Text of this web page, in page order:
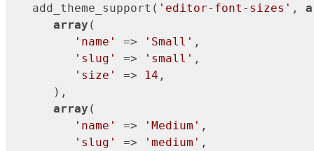
   add_theme_support(
'editor-font-sizes' ,
array (
'name'
=> 'Small' ,
'slug'
=> 'small' ,
'size'
=> 14 ,
      ),
array (
'name'
=> 'Medium' ,
'slug'
=> 'medium' ,